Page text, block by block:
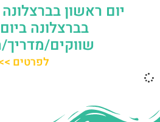
יום ראשון
בברצלונה
שווקים/
לפרטים